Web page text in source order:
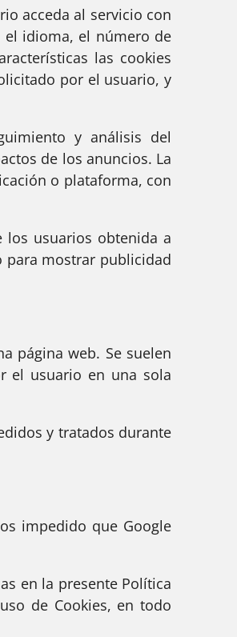
acceda al servicio con
el idioma, el número de
las cookies
por el usuario, y
y análisis del
de los anuncios. La
o plataforma, con
usuarios obtenida a
para mostrar publicidad
página web. Se suelen
el usuario en una sola
y tratados durante
impedido que Google
en la presente Política
de Cookies, en todo